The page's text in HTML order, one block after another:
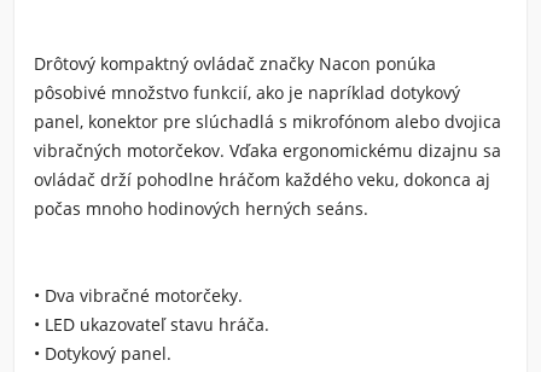
Drôtový kompaktný ovládač značky Nacon ponúka
pôsobivé množstvo funkcií, ako je napríklad dotykový
panel, konektor pre slúchadlá s mikrofónom alebo dvojica
vibračných motorčekov. Vďaka ergonomickému dizajnu sa
ovládač drží pohodlne hráčom každého veku, dokonca aj
počas mnoho hodinových herných seáns.
• Dva vibračné motorčeky.
• LED ukazovateľ stavu hráča.
• Dotykový panel.